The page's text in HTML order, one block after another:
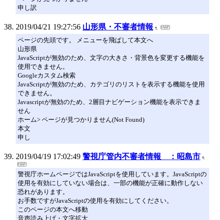
申し訳
2019/04/21 19:27:56 山形県・不審者情報
ページの先頭です。 メニューを飛ばして本文へ
山形県
JavaScriptが無効のため、文字の大きさ・背景色を変更する機能を
使用できません。
Googleカスタム検索
JavaScriptが無効のため、カテゴリのリストを表示する機能を使用
できません。
Javascriptが無効のため、2層目ナビゲーション機能を表示できま
せん
ホーム> ページが見つかりません(Not Found)
本文
申し
2019/04/19 17:02:49 警視庁管内不審者情報 ：昭島市
警視庁ホームページではJavaScriptを使用しています。JavaScriptの
使用を有効にしていない場合は、一部の機能が正確に動作しない
恐れがあります。
お手数ですがJavaScriptの使用を有効にしてください。
このページの本文へ移動
音声読み上げ・文字拡大